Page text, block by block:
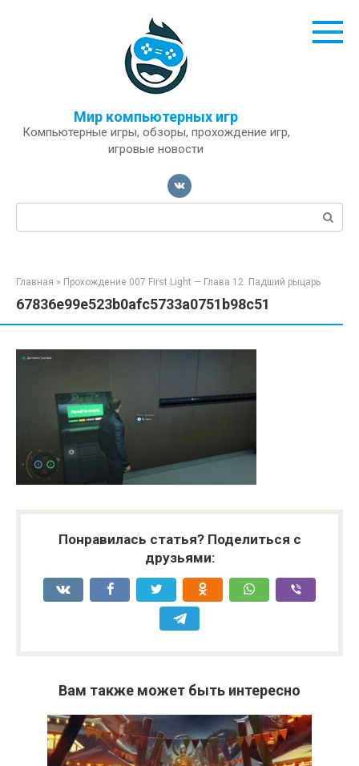
Мир компьютерных игр
Компьютерные игры, обзоры, прохождение игр,
игровые новости
Поиск:
Главная » Прохождение 007 First Light — Глава 12. Падший рыцарь
67836e99e523b0afc5733a0751b98c51
Понравилась статья? Поделиться с
друзьями:
Вам также может быть интересно